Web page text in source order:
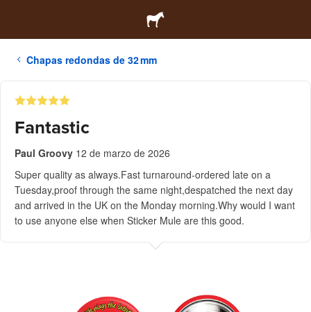
Chapas redondas de 32 mm
Fantastic
Paul Groovy 12 de marzo de 2026
Super quality as always.Fast turnaround-ordered late on a
Tuesday,proof through the same night,despatched the next day
and arrived in the UK on the Monday morning.Why would I want
to use anyone else when Sticker Mule are this good.